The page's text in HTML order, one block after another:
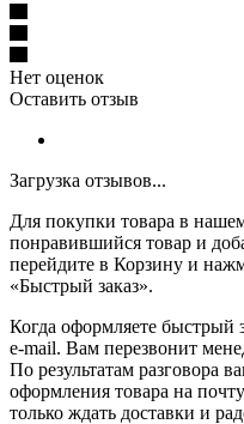
Нет оценок
Оставить отзыв
Загрузка отзывов...
Для покупки товара в
понравившийся товар и
перейдите в Корзину и
«Быстрый заказ».
Когда оформляете
e-mail. Вам перезвонит
По результатам разговора
оформления товара на
только ждать доставки и